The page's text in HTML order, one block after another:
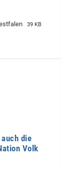
39 KB
die
Volk